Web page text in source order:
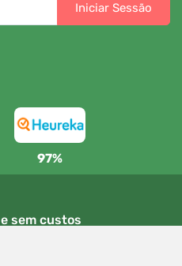
Iniciar Sessão
97%
sem custos
superiores a 80 EUR